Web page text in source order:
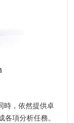
時，依然提供卓
項分析任務。